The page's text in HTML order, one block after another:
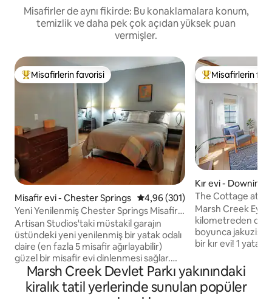
Misafirler de aynı fikirde: Bu konaklamalara konum,
temizlik ve daha pek çok açıdan yüksek puan
vermişler.
Misafirlerin favorilerinden en beğenilenler arasında
Misafirlerin favorisi
Misafir evi - Chester Springs 5 üzerinden ortalama 4,96
4,96 (301)
Yeni Yenilenmiş Chester Springs Misafir
Evi
Artisan Studios'taki müstakil garajın
üstündeki yeni yenilenmiş bir yatak odalı
daire (en fazla 5 misafir ağırlayabilir)
güzel bir misafir evi dinlenmesi sağlar.
Güzel Chester County'deki ormanda
bulunan bu yerde, ihtiyacınız olan her
şeye arabayla sadece 5 dakika uzaklıkta
Misafirlerin
Misafirlerin
Kır evi -
The Cottage at
Marsh Creek
kilometreden
boyunca jakuzisi
bir kır evi! 1 yatak odası (kral yatağı ile!), 1
sporları yapılabilir. Harika restoranlara,
bira fabrikalarına,
diğer aktivitelere
Marsh Creek Devlet Parkı yakınındaki
kiralık tatil yerlerinde sunulan popüler